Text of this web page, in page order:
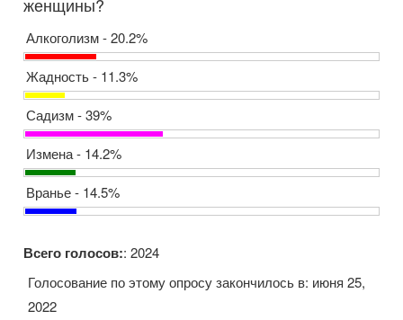
Алкоголизм - 20.2%
Жадность - 11.3%
Садизм - 39%
Измена - 14.2%
Вранье - 14.5%
Всего голосов:: 2024
Голосование по этому опросу закончилось в: июня 25,
2022